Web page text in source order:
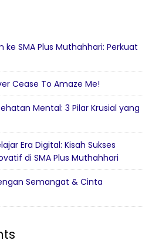
ke SMA Plus Muthahhari: Perkuat
Cease To Amaze Me!
Mental: 3 Pilar Krusial yang
Era Digital: Kisah Sukses
di SMA Plus Muthahhari
Semangat & Cinta